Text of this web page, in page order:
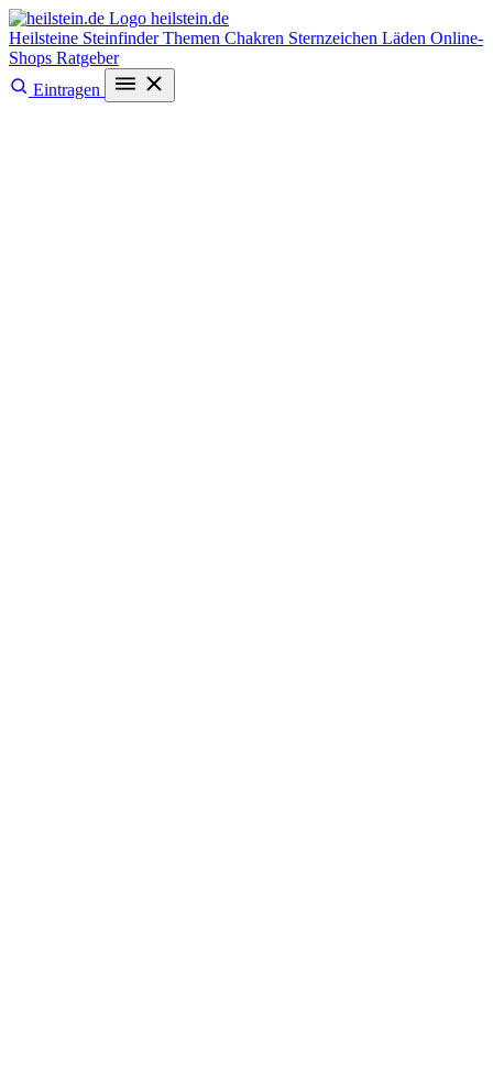
heilstein.de
Heilsteine SteinfinderThemen Chakren Sternzeichen Läden Online-
Shops Ratgeber
Eintragen